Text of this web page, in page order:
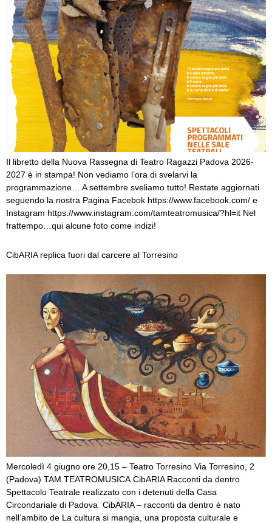
Il libretto della Nuova Rassegna di Teatro Ragazzi Padova 2026-
2027 è in stampa! Non vediamo l’ora di svelarvi la
programmazione… A settembre sveliamo tutto! Restate aggiornati
seguendo la nostra Pagina Facebok https://www.facebook.com/ e
Instagram https://www.instagram.com/tamteatromusica/?hl=it Nel
frattempo…qui alcune foto come indizi!
CibARIA replica fuori dal carcere al Torresino
Mercoledì 4 giugno ore 20,15 – Teatro Torresino Via Torresino, 2
(Padova) TAM TEATROMUSICA CibARIA Racconti da dentro
Spettacolo Teatrale realizzato con i detenuti della Casa
Circondariale di Padova CibARIA – racconti da dentro è nato
nell’ambito de La cultura si mangia, una proposta culturale e